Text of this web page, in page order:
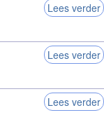
Lees verder
Lees verder
Lees verder